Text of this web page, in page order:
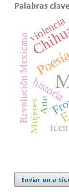
Palabras clave
historia
Arte
violencia
Mujeres
Revolución Mexicana
Enviar un